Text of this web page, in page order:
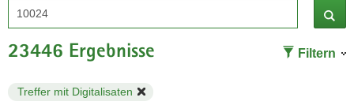
e
i
f
d
i
o
c
h
23446 Ergebnisse Filtern
Treffer mit Digitalisaten